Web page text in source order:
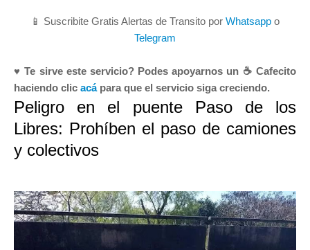
📱 Suscribite Gratis Alertas de Transito por Whatsapp o
Telegram
♥ Te sirve este servicio? Podes apoyarnos un ☕ Cafecito
haciendo clic acápara que el servicio siga creciendo.
Peligro en el puente Paso de los
Libres: Prohíben el paso de camiones
y colectivos